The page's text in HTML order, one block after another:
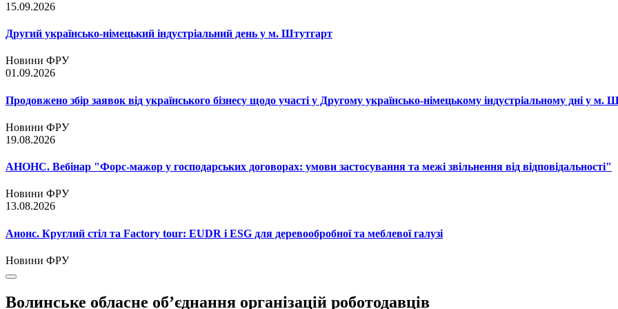
15.09.2026
Другий українсько-німецький індустріальний день у м. Штутгарт
Новини ФРУ
01.09.2026
Продовжено збір заявок від українського бізнесу щодо участі у Другому українсько-німецькому індустріальному дні у м.
Новини ФРУ
19.08.2026
АНОНС. Вебінар "Форс-мажор у господарських договорах: умови застосування та межі звільнення від відповідальності"
Новини ФРУ
13.08.2026
Анонс. Круглий стіл та Factory tour: EUDR і ESG для деревообробної та меблевої галузі
Новини ФРУ
Волинське обласне об’єднання організацій роботодавців